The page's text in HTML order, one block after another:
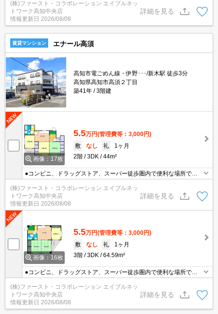
(株)ファースト・コラボレーション エイブルネッ
トワーク高知中央店
情報更新日 2026/08/08
詳細を見る
賃貸マンション エナール高須
高知市電ごめん線・伊野･･･/新木駅 徒歩3分
高知県高知市高須２丁目
築41年
3階建
画像：17枚
5.5万円(管理費等：3,000円)
敷
なし 礼
1ヶ月
2階
3DK 44m²
●コンビニ、ドラッグストア、スーパー徒歩圏内で便利な場所で
(株)ファースト・コラボレーション エイブルネッ
トワーク高知中央店
情報更新日 2026/08/08
詳細を見る
画像：16枚
5.5万円(管理費等：3,000円)
敷
なし 礼
1ヶ月
3階
3DK 64.59m²
●コンビニ、ドラッグストア、スーパー徒歩圏内で便利な場所で
(株)ファースト・コラボレーション エイブルネッ
トワーク高知中央店
情報更新日 2026/08/08
詳細を見る